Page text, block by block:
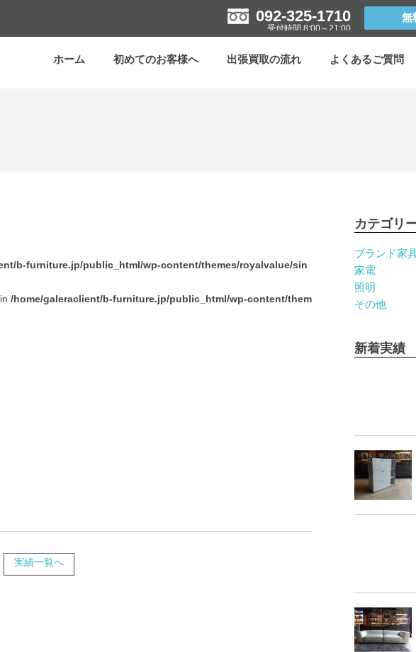
092-325-1710
受付時間 8:00～21:00
無
ホーム 初めてのお客様へ 出張買取の流れ よくあるご質問
b-furniture.jp/public_html/wp-content/themes/royalvalue/sin
/home/galeraclient/b-furniture.jp/public_html/wp-content/them
実績一覧へ
カテゴリ
ブランド家
家電
照明
その他
新着実績